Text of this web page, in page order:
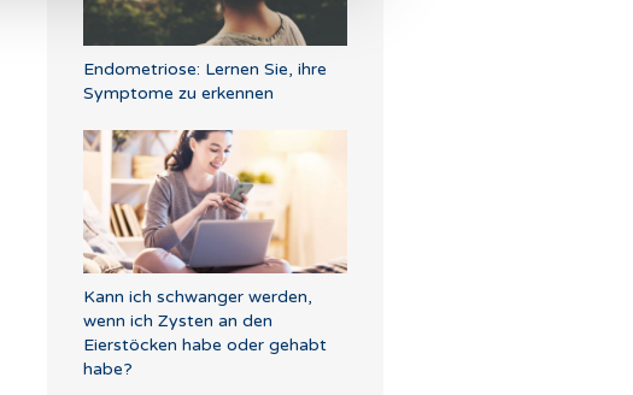
Endometriose: Lernen Sie, ihre
Symptome zu erkennen
Kann ich schwanger werden,
wenn ich Zysten an den
Eierstöcken habe oder gehabt
habe?